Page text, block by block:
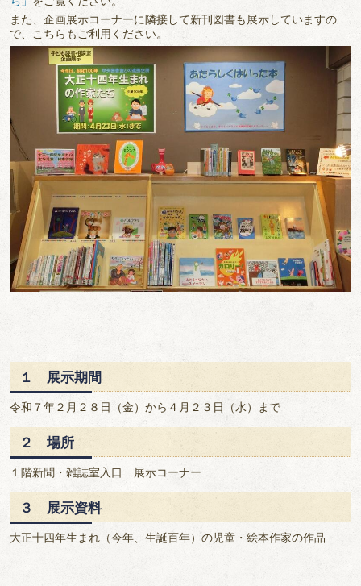
また、企画展示コーナーに隣接して新刊図書も展示していますの
で、こちらもご利用ください。
１ 展示期間
令和７年２月２８日（金）から４月２３日（水）まで
２ 場所
１階新聞・雑誌室入口 展示コーナー
３ 展示資料
大正十四年生まれ（今年、生誕百年）の児童・絵本作家の作品